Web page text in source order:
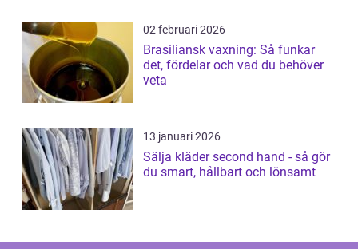
02 februari 2026
Brasiliansk vaxning: Så funkar
det, fördelar och vad du behöver
veta
13 januari 2026
Sälja kläder second hand - så gör
du smart, hållbart och lönsamt